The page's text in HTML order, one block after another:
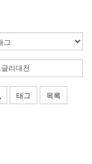
태그 목록